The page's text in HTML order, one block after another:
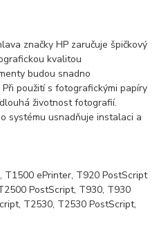
značky HP zaručuje špičkový
kvalitou
budou snadno
použití s fotografickými papíry
životnost fotografií.
systému usnadňuje instalaci a
T1500 ePrinter, T920 PostScript
PostScript, T930, T930
T2530, T2530 PostScript,